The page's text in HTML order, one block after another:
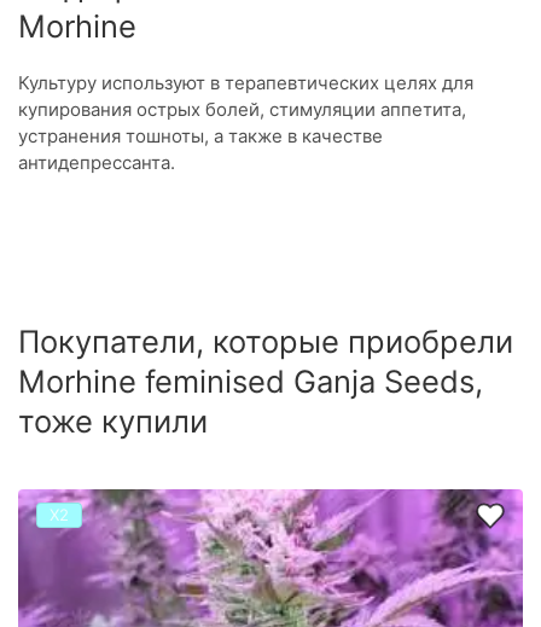
Morhine
Культуру используют в терапевтических целях для
купирования острых болей, стимуляции аппетита,
устранения тошноты, а также в качестве
антидепрессанта.
Покупатели, которые приобрели
Morhine feminised Ganja Seeds,
тоже купили
Х2